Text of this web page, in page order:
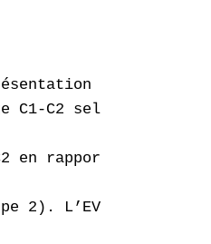
clinique
C2 selon la
rapport avec
2). L’EVA